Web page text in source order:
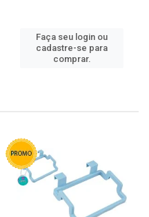
Faça seu login ou
cadastre-se para
comprar.